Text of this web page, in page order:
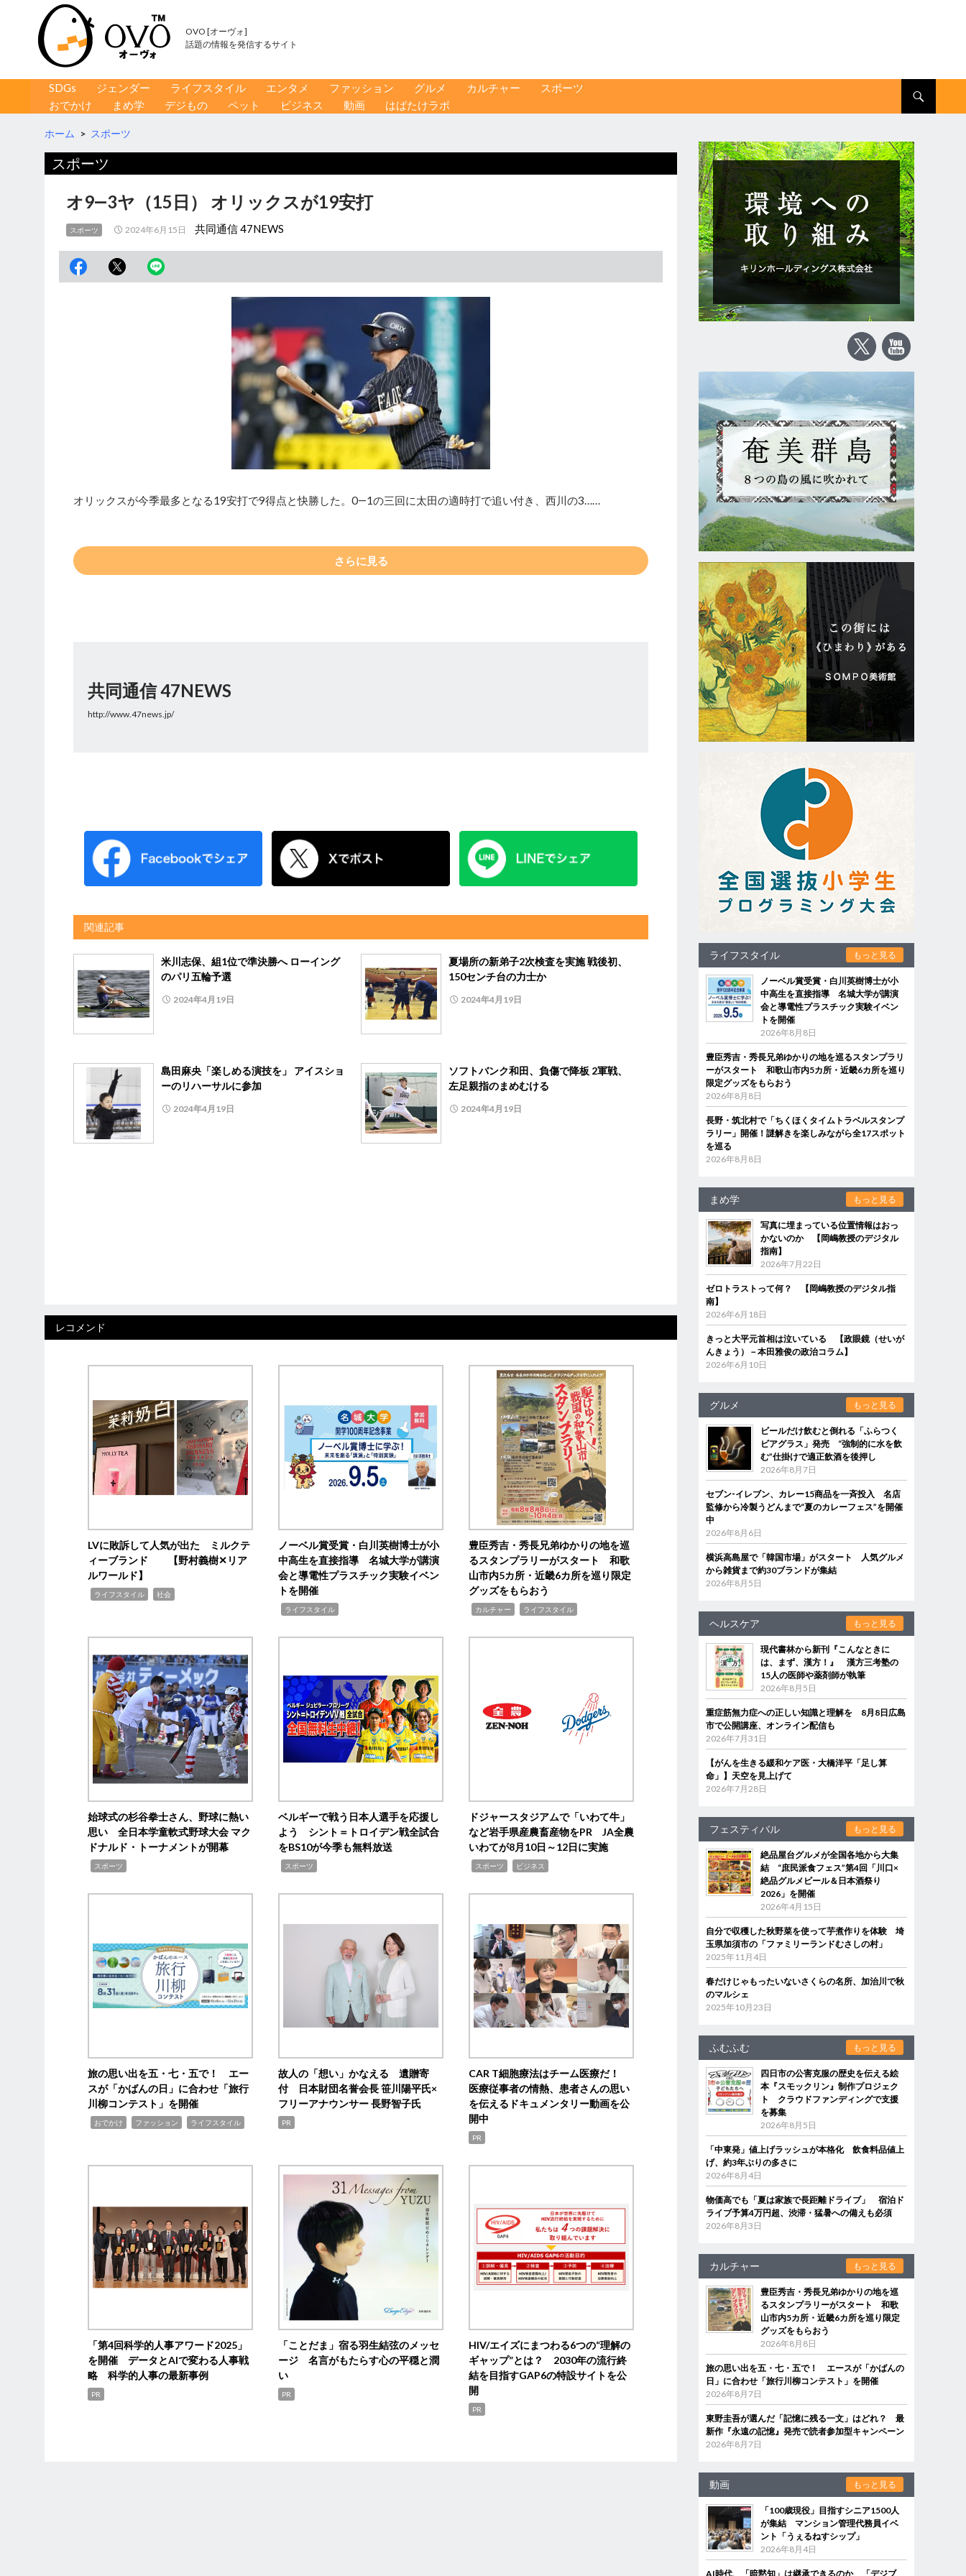
OVO [オーヴォ]
話題の情報を発信するサイト
コンテンツへ移動
SDGs ジェンダー ライフスタイル エンタメ ファッション グルメ カルチャー
スポーツ
おでかけ
まめ学 デジもの ペット ビジネス 動画 はばたけラボ
ホーム > スポーツ
スポーツ
オ9―3ヤ（15日） オリックスが19安打
スポーツ 2024年6月15日 共同通信 47NEWS
オリックスが今季最多となる19安打で9得点と快勝した。0―1の三回に太田の適時打で追い付き、西川の3……
さらに見る
共同通信 47NEWS
http://www.47news.jp/
関連記事
米川志保、組1位で準決勝へ ローイング
のパリ五輪予選
2024年4月19日
夏場所の新弟子2次検査を実施 戦後初、
150センチ台の力士か
2024年4月19日
島田麻央「楽しめる演技を」 アイスショ
ーのリハーサルに参加
2024年4月19日
ソフトバンク和田、負傷で降板 2軍戦、
左足親指のまめむける
2024年4月19日
レコメンド
LVに敗訴して人気が出た ミルクテ
ィーブランド 【野村義樹✕リア
ルワールド】
ライフスタイル 社会
ノーベル賞受賞・白川英樹博士が小
中高生を直接指導 名城大学が講演
会と導電性プラスチック実験イベン
トを開催
ライフスタイル
豊臣秀吉・秀長兄弟ゆかりの地を巡
るスタンプラリーがスタート 和歌
山市内5カ所・近畿6カ所を巡り限定
グッズをもらおう
カルチャー ライフスタイル
始球式の杉谷拳士さん、野球に熱い
思い 全日本学童軟式野球大会 マク
ドナルド・トーナメントが開幕
スポーツ
ベルギーで戦う日本人選手を応援し
よう シント＝トロイデン戦全試合
をBS10が今季も無料放送
スポーツ
ドジャースタジアムで「いわて牛」
など岩手県産農畜産物をPR JA全農
いわてが8月10日～12日に実施
スポーツ ビジネス
旅の思い出を五・七・五で！ エー
スが「かばんの日」に合わせ「旅行
川柳コンテスト」を開催
おでかけ ファッション ライフスタイル
故人の「想い」かなえる 遺贈寄
付 日本財団名誉会長 笹川陽平氏×
フリーアナウンサー 長野智子氏
PR
CAR T細胞療法はチーム医療だ！
医療従事者の情熱、患者さんの思い
を伝えるドキュメンタリー動画を公
開中
PR
「第4回科学的人事アワード2025」
を開催 データとAIで変わる人事戦
略 科学的人事の最新事例
PR
「ことだま」宿る羽生結弦のメッセ
ージ 名言がもたらす心の平穏と潤
い
PR
HIV/エイズにまつわる6つの“理解の
ギャップ”とは？ 2030年の流行終
結を目指すGAP6の特設サイトを公
開
PR
ライフスタイル もっと見る
ノーベル賞受賞・白川英樹博士が小
中高生を直接指導 名城大学が講演
会と導電性プラスチック実験イベン
トを開催
2026年8月8日
豊臣秀吉・秀長兄弟ゆかりの地を巡るスタンプラリ
ーがスタート 和歌山市内5カ所・近畿6カ所を巡り
限定グッズをもらおう
2026年8月8日
長野・筑北村で「ちくほくタイムトラベルスタンプ
ラリー」開催！謎解きを楽しみながら全17スポット
を巡る
2026年8月8日
まめ学 もっと見る
写真に埋まっている位置情報はおっ
かないのか 【岡嶋教授のデジタル
指南】
2026年7月22日
ゼロトラストって何？ 【岡嶋教授のデジタル指
南】
2026年6月18日
きっと大平元首相は泣いている 【政眼鏡（せいが
んきょう）－本田雅俊の政治コラム】
2026年6月10日
グルメ もっと見る
ビールだけ飲むと倒れる「ふらつく
ビアグラス」発売 “強制的に水を飲
む”仕掛けで適正飲酒を後押し
2026年8月7日
セブン‐イレブン、カレー15商品を一斉投入 名店
監修から冷製うどんまで“夏のカレーフェス”を開催
中
2026年8月6日
横浜高島屋で「韓国市場」がスタート 人気グルメ
から雑貨まで約30ブランドが集結
2026年8月5日
ヘルスケア もっと見る
現代書林から新刊『こんなときに
は、まず、漢方！』 漢方三考塾の
15人の医師や薬剤師が執筆
2026年8月5日
重症筋無力症への正しい知識と理解を 8月8日広島
市で公開講座、オンライン配信も
2026年7月31日
【がんを生きる緩和ケア医・大橋洋平「足し算
命」】天空を見上げて
2026年7月28日
フェスティバル もっと見る
絶品屋台グルメが全国各地から大集
結 “庶民派食フェス”第4回「川口×
絶品グルメビール＆日本酒祭り
2026」を開催
2026年4月15日
自分で収穫した秋野菜を使って芋煮作りを体験 埼
玉県加須市の「ファミリーランドむさしの村」
2025年11月4日
春だけじゃもったいないさくらの名所、加治川で秋
のマルシェ
2025年10月23日
ふむふむ もっと見る
四日市の公害克服の歴史を伝える絵
本『スモックリン』制作プロジェク
ト クラウドファンディングで支援
を募集
2026年8月5日
「中東発」値上げラッシュが本格化 飲食料品値上
げ、約3年ぶりの多さに
2026年8月4日
物価高でも「夏は家族で長距離ドライブ」 宿泊ド
ライブ予算4万円超、渋滞・猛暑への備えも必須
2026年8月3日
カルチャー もっと見る
豊臣秀吉・秀長兄弟ゆかりの地を巡
るスタンプラリーがスタート 和歌
山市内5カ所・近畿6カ所を巡り限定
グッズをもらおう
2026年8月8日
旅の思い出を五・七・五で！ エースが「かばんの
日」に合わせ「旅行川柳コンテスト」を開催
2026年8月7日
東野圭吾が選んだ「記憶に残る一文」はどれ？ 最
新作『永遠の記憶』発売で読者参加型キャンペーン
2026年8月7日
動画 もっと見る
「100歳現役」目指すシニア1500人
が集結 マンション管理代務員イベ
ント「うぇるねすシップ」
2026年8月4日
AI時代、「暗黙知」は継承できるのか 「デジブ